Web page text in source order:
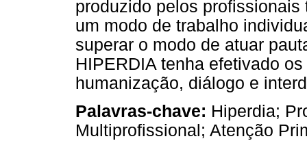
produzido pelos
um modo de trabalho
superar o modo de atuar
HIPERDIA tenha efetivado
humanização, diálogo e
Palavras-chave: Hiperdia;
Multiprofissional; Atenção